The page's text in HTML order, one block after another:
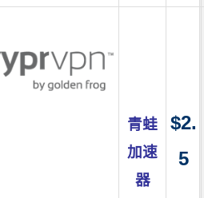
青蛙
加速
器
$2.
5